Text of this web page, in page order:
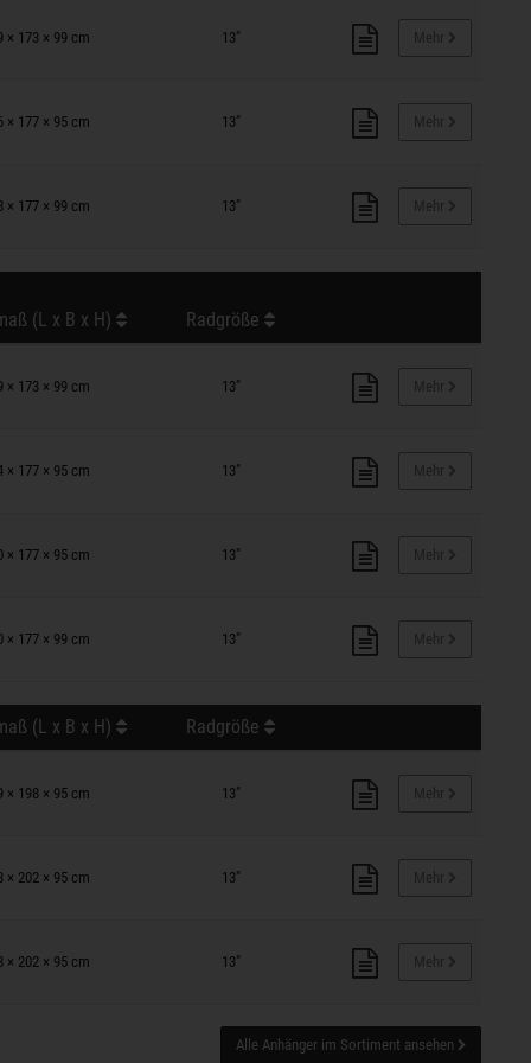
× 173 × 99 cm 13"
× 177 × 95 cm 13"
× 177 × 99 cm 13"
(L x B x H) Radgröße
× 173 × 99 cm 13"
× 177 × 95 cm 13"
× 177 × 95 cm 13"
× 177 × 99 cm 13"
(L x B x H) Radgröße
× 198 × 95 cm 13"
× 202 × 95 cm 13"
× 202 × 95 cm 13"
Alle Anhänger im Sortiment ansehen